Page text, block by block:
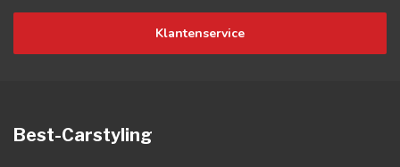
Klantenservice
Best-Carstyling